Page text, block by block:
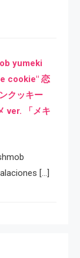
yumeki
cookie" 恋
クッキー
ver. 「メキ
[…]